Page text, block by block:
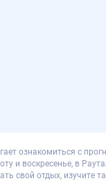
ознакомиться с
и воскресенье, в
свой отдых, изучите